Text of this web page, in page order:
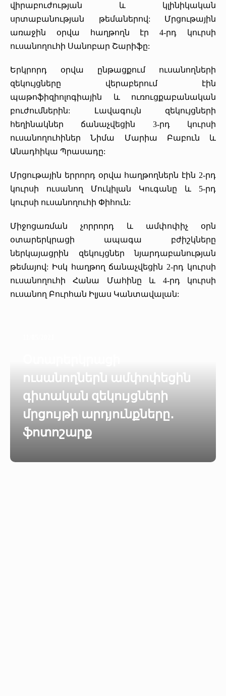
վիրաբուժության և կլինիկական
սրտաբանության թեմաներով: Մրցութային
առաջին օրվա հաղթողն էր 4-րդ կուրսի
ուսանողուհի Սանոբար Շարիֆը:
Երկրորդ օրվա ընթացքում ուսանողների
զեկույցները վերաբերում էին
պաթոֆիզիոլոգիային և ուռուցքաբանական
բուժումներին: Լավագույն զեկույցների
հեղինակներ ճանաչվեցին 3-րդ կուրսի
ուսանողուհիներ Նիմա Մարիա Բաբուն և
Անադհիկա Պրասադը:
Մրցութային երրորդ օրվա հաղթողներն էին 2-րդ
կուրսի ուսանող Մուկիլան Կուգանը և 5-րդ
կուրսի ուսանողուհի Փիհուն:
Միջոցառման չորրորդ և ամփոփիչ օրն
օտարերկրացի ապագա բժիշկները
ներկայացրին զեկույցներ նյարդաբանության
թեմայով: Իսկ հաղթող ճանաչվեցին 2-րդ կուրսի
ուսանողուհի Հանա Մահինը և 4-րդ կուրսի
ուսանող Բուրհան Իլյաս Կանտավալան:
ուսանողներն ամփոփեցին
գիտական զեկույցների
մրցույթի արդյունքները․
ֆոտոշարք